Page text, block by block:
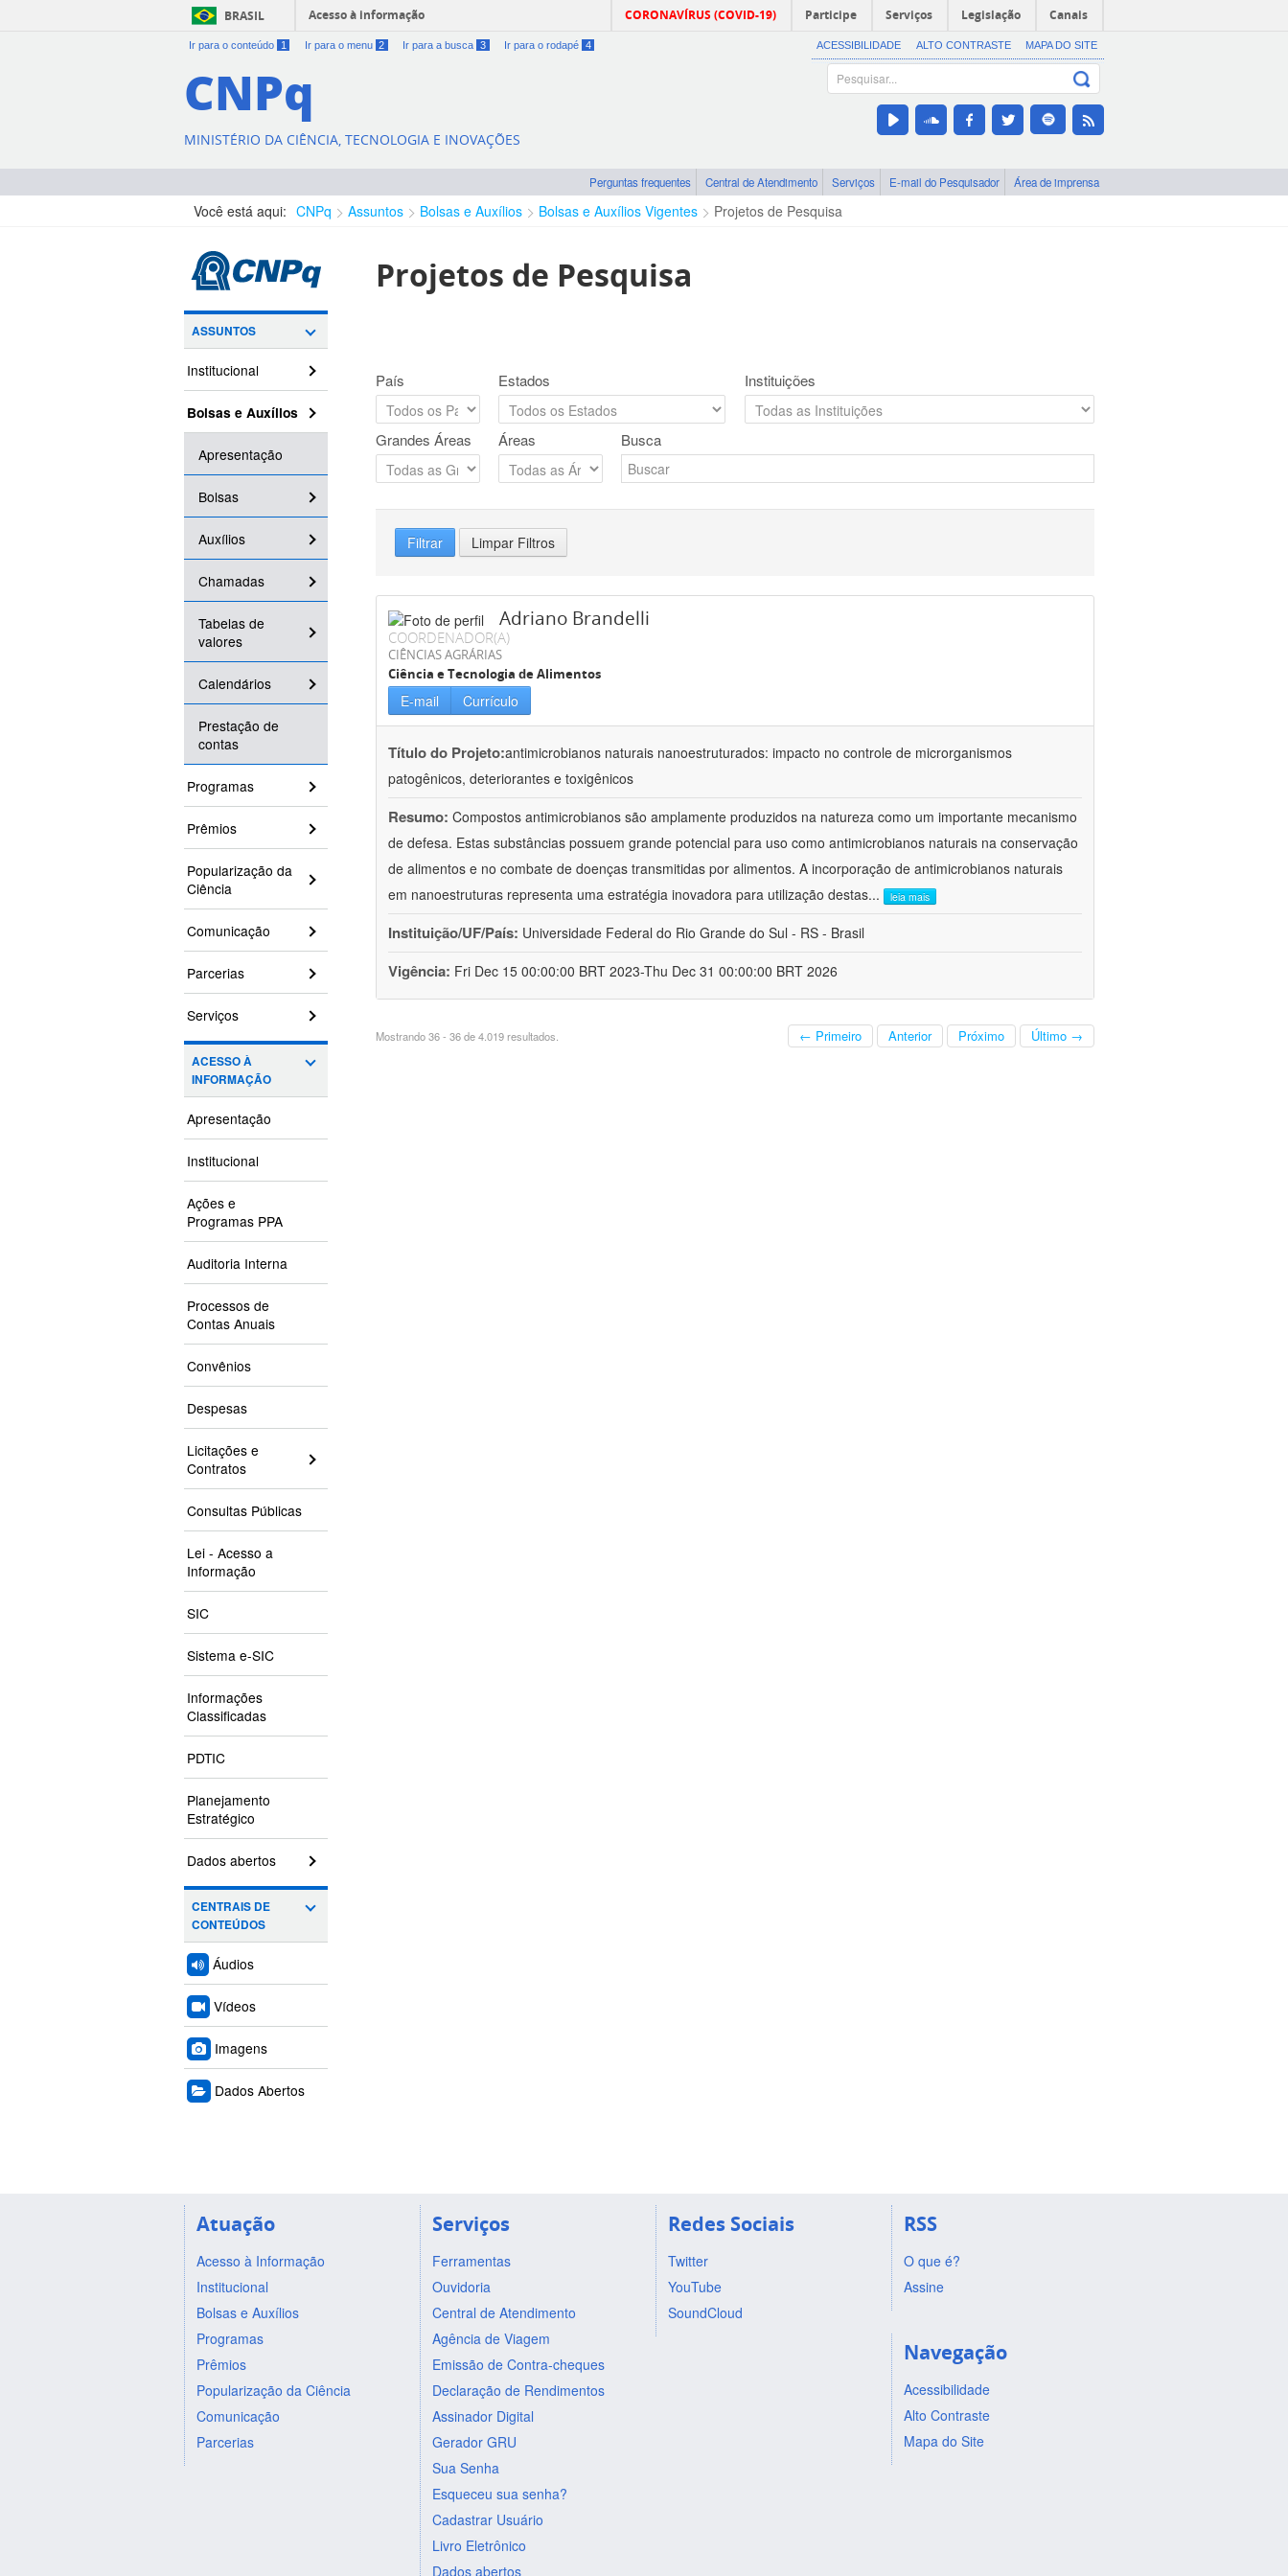
BRASIL Acesso à informação CORONAVÍRUS (COVID-19) Participe Serviços Legislação Canais
Ir para o conteúdo 1 Ir para o menu 2 Ir para a busca 3 Ir para o rodapé 4 ACESSIBILIDADE ALTO CONTRASTE MAPA DO SITE
CNPq
MINISTÉRIO DA CIÊNCIA, TECNOLOGIA E INOVAÇÕES
Perguntas frequentes Central de Atendimento Serviços E-mail do Pesquisador Área de imprensa
Você está aqui: CNPq Assuntos Bolsas e Auxílios Bolsas e Auxílios Vigentes Projetos de Pesquisa
ASSUNTOS
Institucional
Bolsas e Auxílios
Apresentação
Bolsas
Auxílios
Chamadas
Tabelas de
valores
Calendários
Prestação de
contas
Programas
Prêmios
Popularização da
Ciência
Comunicação
Parcerias
Serviços
ACESSO À
INFORMAÇÃO
Apresentação
Institucional
Ações e
Programas PPA
Auditoria Interna
Processos de
Contas Anuais
Convênios
Despesas
Licitações e
Contratos
Consultas Públicas
Lei - Acesso a
Informação
SIC
Sistema e-SIC
Informações
Classificadas
PDTIC
Planejamento
Estratégico
Dados abertos
CENTRAIS DE
CONTEÚDOS
Áudios
Vídeos
Imagens
Dados Abertos
Projetos de Pesquisa
País Estados Instituições
Grandes Áreas Áreas Busca
Filtrar Limpar Filtros
Adriano Brandelli
COORDENADOR(A)
CIÊNCIAS AGRÁRIAS
Ciência e Tecnologia de Alimentos
E-mail Currículo
Título do Projeto:antimicrobianos naturais nanoestruturados: impacto no controle de microrganismos
patogênicos, deteriorantes e toxigênicos
Resumo: Compostos antimicrobianos são amplamente produzidos na natureza como um importante mecanismo
de defesa. Estas substâncias possuem grande potencial para uso como antimicrobianos naturais na conservação
de alimentos e no combate de doenças transmitidas por alimentos. A incorporação de antimicrobianos naturais
em nanoestruturas representa uma estratégia inovadora para utilização destas... leia mais
Instituição/UF/País: Universidade Federal do Rio Grande do Sul - RS - Brasil
Vigência: Fri Dec 15 00:00:00 BRT 2023-Thu Dec 31 00:00:00 BRT 2026
Mostrando 36 - 36 de 4.019 resultados. ← Primeiro Anterior Próximo Último →
Atuação
Acesso à Informação
Institucional
Bolsas e Auxílios
Programas
Prêmios
Popularização da Ciência
Comunicação
Parcerias
Serviços
Ferramentas
Ouvidoria
Central de Atendimento
Agência de Viagem
Emissão de Contra-cheques
Declaração de Rendimentos
Assinador Digital
Gerador GRU
Sua Senha
Esqueceu sua senha?
Cadastrar Usuário
Livro Eletrônico
Dados abertos
Redes Sociais
Twitter
YouTube
SoundCloud
RSS
O que é?
Assine
Navegação
Acessibilidade
Alto Contraste
Mapa do Site